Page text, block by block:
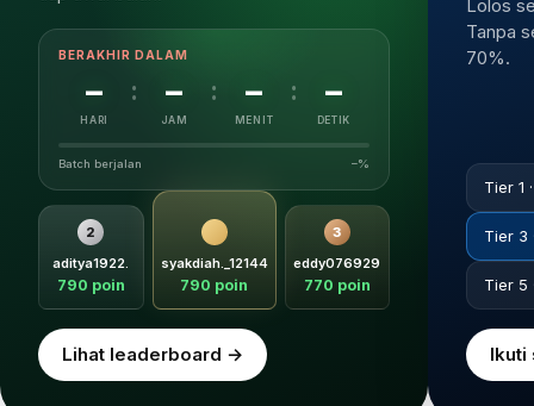
BERAKHIR DALAM
–
HARI
: –
JAM
: –
MENIT
: –
DETIK
Batch berjalan –%
2
aditya1922.
790 poin
syakdiah._12144
790 poin
3
eddy076929
770 poin
Lihat leaderboard →
Lolos
Tanpa
70%.
Tier 1
Tier 3
Tier 5
Ikuti